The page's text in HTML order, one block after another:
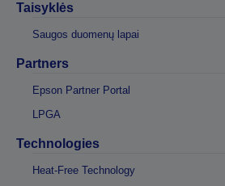
Taisyklės
Saugos duomenų lapai
Partners
Epson Partner Portal
LPGA
Technologies
Heat-Free Technology